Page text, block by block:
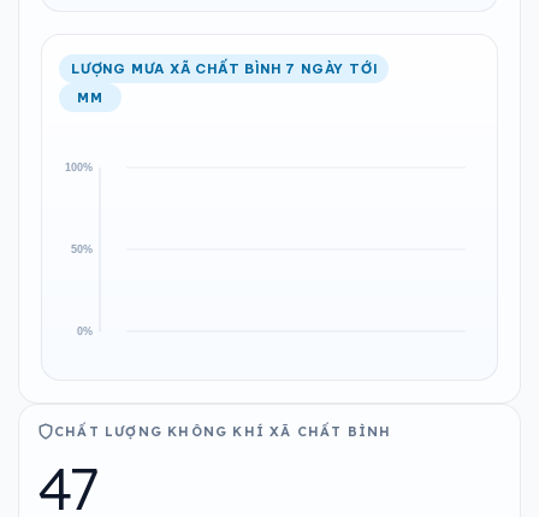
LƯỢNG MƯA XÃ CHẤT BÌNH 7 NGÀY TỚI
MM
CHẤT LƯỢNG KHÔNG KHÍ XÃ CHẤT BÌNH
47